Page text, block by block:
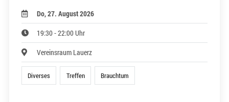
Do, 27. August 2026
19:30 - 22:00 Uhr
Vereinsraum Lauerz
Diverses Treffen Brauchtum